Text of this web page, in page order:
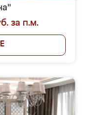
за п.м.